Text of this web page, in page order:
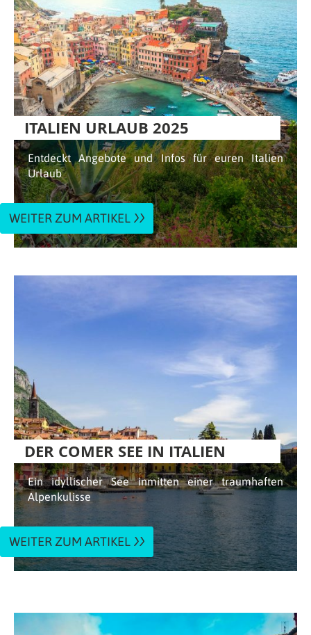
ITALIEN URLAUB 2025
Entdeckt Angebote und Infos für euren Italien
Urlaub
WEITER ZUM ARTIKEL
DER COMER SEE IN ITALIEN
Ein idyllischer See inmitten einer traumhaften
Alpenkulisse
WEITER ZUM ARTIKEL